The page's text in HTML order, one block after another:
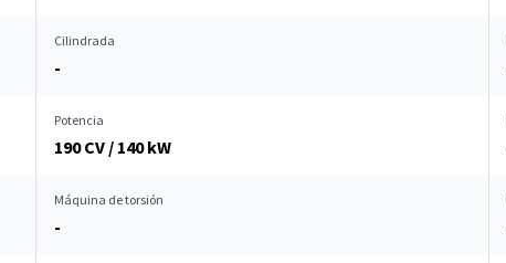
Cilindrada
-
Potencia
190 CV / 140 kW
Máquina de torsión
-